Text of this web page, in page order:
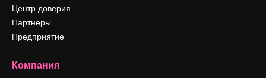
Центр доверия
Партнеры
Предприятие
Компания